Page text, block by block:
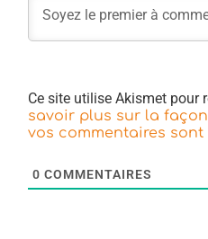
Ce site utilise Akismet pour
savoir plus sur la
vos commentaires sont
0 COMMENTAIRES